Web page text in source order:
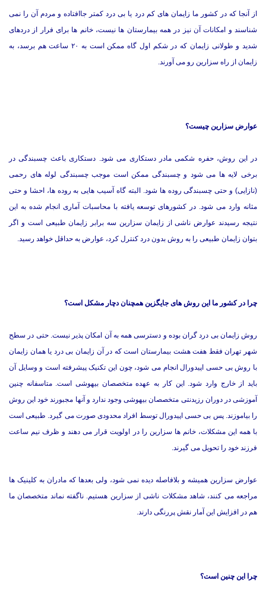
از آنجا که در کشور ما زایمان های کم درد یا بی درد کمتر جاافتاده و مردم آن را نمی
شناسند و امکانات آن نیز در همه بیمارستان ها نیست، خانم ها برای فرار از دردهای
شدید و طولانی زایمان که در شکم اول گاه ممکن است به ۲۰ ساعت هم برسد، به
زایمان از راه سزارین رو می آورند.
عوارض سزارین چیست؟
در این روش، حفره شکمی مادر دستکاری می شود. دستکاری باعث چسبندگی در
برخی لایه ها می شود و چسبندگی ممکن است موجب چسبندگی لوله های رحمی
(نازایی) و حتی چسبندگی روده ها شود. البته گاه آسیب هایی به روده ها، احشا و حتی
مثانه وارد می شود. در کشورهای توسعه یافته با محاسبات آماری انجام شده به این
نتیجه رسیدند عوارض ناشی از زایمان سزارین سه برابر زایمان طبیعی است و اگر
بتوان زایمان طبیعی را به روش بدون درد کنترل کرد، عوارض به حداقل خواهد رسید.
چرا در کشور ما این روش های جایگزین همچنان دچار مشکل است؟
روش زایمان بی درد گران بوده و دسترسی همه به آن امکان پذیر نیست. حتی در سطح
شهر تهران فقط هفت هشت بیمارستان است که در آن زایمان بی درد یا همان زایمان
با روش بی حسی اپیدورال انجام می شود، چون این تکنیک پیشرفته است و وسایل آن
باید از خارج وارد شود. این کار به عهده متخصصان بیهوشی است. متاسفانه چنین
آموزشی در دوران رزیدنتی متخصصان بیهوشی وجود ندارد و آنها مجبورند خود این روش
را بیاموزند. پس بی حسی اپیدورال توسط افراد محدودی صورت می گیرد. طبیعی است
با همه این مشکلات، خانم ها سزارین را در اولویت قرار می دهند و ظرف نیم ساعت
فرزند خود را تحویل می گیرند.
عوارض سزارین همیشه و بلافاصله دیده نمی شود، ولی بعدها که مادران به کلینیک ها
مراجعه می کنند، شاهد مشکلات ناشی از سزارین هستیم. ناگفته نماند متخصصان ما
هم در افزایش این آمار نقش پررنگی دارند.
چرا این چنین است؟